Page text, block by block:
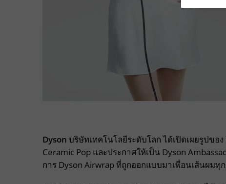
Dyson บริษัทเทคโนโลยีระดับโลก ได้เปิดเผยรูปขอ
Ceramic Pop และประกาศให้เป็น Dyson
การ Dyson Airwrap ที่ถูกออกแบบมาเพื่อนเส้นผม